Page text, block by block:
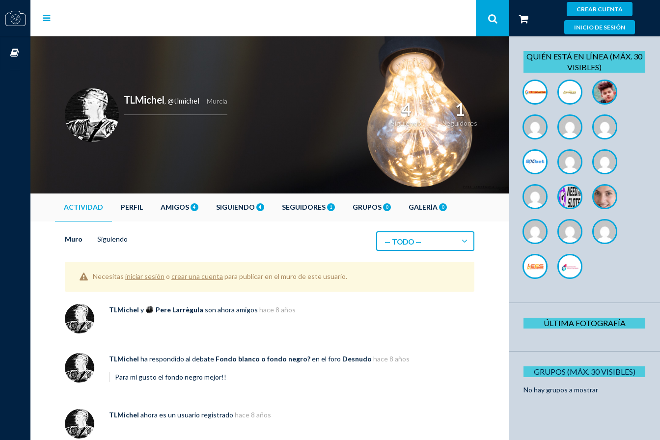
CREAR CUENTA
INICIO DE SESIÓN
TLMichel, @tlmichel Murcia 4
Siguiendo
1
Seguidores
ACTIVIDAD PERFIL AMIGOS 4 SIGUIENDO 4 SEGUIDORES 1 GRUPOS 0 GALERÍA 0
Muro Siguiendo — TODO —
Necesitas iniciar sesión o crear una cuenta para publicar en el muro de este usuario.
TLMichel y Pere Larrègula son ahora amigos hace 8 años
TLMichel ha respondido al debate Fondo blanco o fondo negro?en el foro Desnudo hace 8 años
Para mi gusto el fondo negro mejor!!
TLMichel ahora es un usuario registrado hace 8 años
QUIÉN ESTÁ EN LÍNEA (MÁX. 30
VISIBLES)
ÚLTIMA FOTOGRAFÍA
GRUPOS (MÁX. 30 VISIBLES)
No hay grupos a mostrar